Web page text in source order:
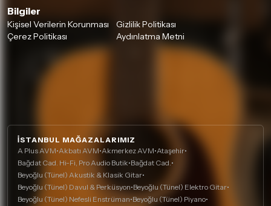
Bilgiler
Kişisel Verilerin Korunması
Gizlilik Politikası
Çerez Politikası
Aydınlatma Metni
İSTANBUL MAĞAZALARIMIZ
A Plus AVM•Akbatı AVM•Akmerkez AVM•Ataşehir•
Bağdat Cad. Hi-Fi, Pro Audio Butik•Bağdat Cad.•
Beyoğlu (Tünel) Akustik & Klasik Gitar•
Beyoğlu (Tünel) Davul & Perküsyon•Beyoğlu (Tünel) Elektro Gitar•
Beyoğlu (Tünel) Nefesli Enstrüman•Beyoğlu (Tünel) Piyano•